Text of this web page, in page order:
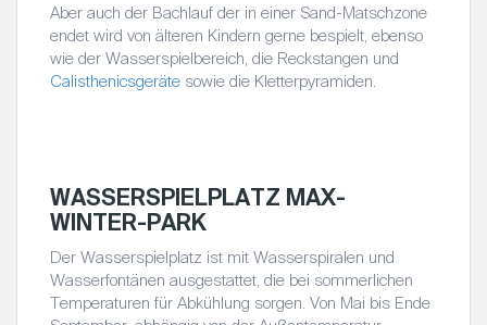
Aber auch der Bachlauf der in einer Sand-Matschzone
endet wird von älteren Kindern gerne bespielt, ebenso
wie der Wasserspielbereich, die Reckstangen und
Calisthenicsgeräte sowie die Kletterpyramiden.
WASSERSPIELPLATZ MAX-
WINTER-PARK
Der Wasserspielplatz ist mit Wasserspiralen und
Wasserfontänen ausgestattet, die bei sommerlichen
Temperaturen für Abkühlung sorgen. Von Mai bis Ende